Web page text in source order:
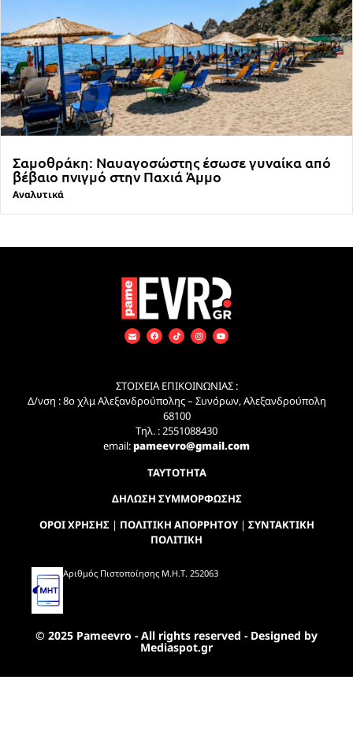
Σαμοθράκη: Ναυαγοσώστης έσωσε γυναίκα από
βέβαιο πνιγμό στην Παχιά Άμμο
Αναλυτικά
ΣΤΟΙΧΕΙΑ ΕΠΙΚΟΙΝΩΝΙΑΣ :
Δ/νση : 8ο χλμ Αλεξανδρούπολης – Συνόρων, Αλεξανδρούπολη
68100
Τηλ. : 2551088430
email:pameevro@gmail.com
ΤΑΥΤΟΤΗΤΑ
ΔΗΛΩΣΗ ΣΥΜΜΟΡΦΩΣΗΣ
ΟΡΟΙ ΧΡΗΣΗΣ| ΠΟΛΙΤΙΚΗ ΑΠΟΡΡΗΤΟΥ| ΣΥΝΤΑΚΤΙΚΗ
ΠΟΛΙΤΙΚΗ
Αριθμός Πιστοποίησης Μ.Η.Τ. 252063
© 2025 Pameevro - All rights reserved - Designed by
Mediaspot.gr